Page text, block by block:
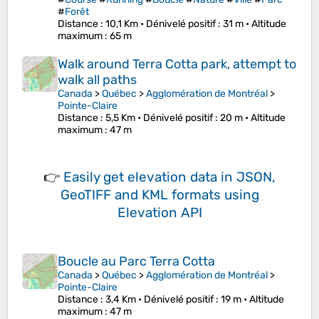
#Forêt
Distance : 10,1 Km • Dénivelé positif: 31 m •Altitude
maximum : 65 m
Walk around Terra Cotta park, attempt to
walk all paths
Canada >Québec >Agglomération de Montréal >
Pointe-Claire
Distance : 5,5 Km • Dénivelé positif: 20 m •Altitude
maximum : 47 m
👉 Easily get elevation data in JSON,
GeoTIFF and KML formats using
Elevation API
Boucle au Parc Terra Cotta
Canada >Québec >Agglomération de Montréal >
Pointe-Claire
Distance : 3,4 Km • Dénivelé positif: 19 m •Altitude
maximum : 47 m